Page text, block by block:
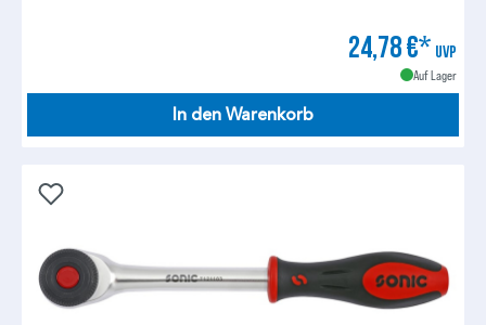
24,78 €* UVP
Auf Lager
In den Warenkorb